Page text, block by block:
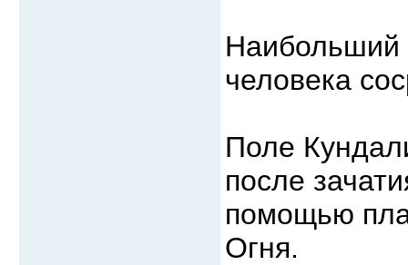
Наибольший
человека
Поле
после
помощью
Огня.